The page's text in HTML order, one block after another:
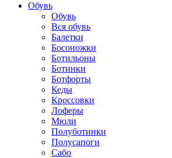
Обувь
Обувь
Вся обувь
Балетки
Босоножки
Ботильоны
Ботинки
Ботфорты
Кеды
Кроссовки
Лоферы
Мюли
Полуботинки
Полусапоги
Сабо